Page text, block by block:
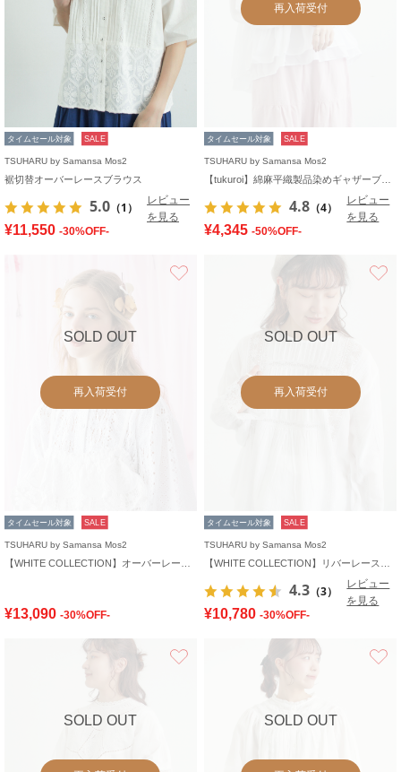
タイムセール対象 SALE
TSUHARU by Samansa Mos2
裾切替オーバーレースブラウス
5.0 （1）
レビュー
を見る
¥11,550 -30%OFF-
再入荷受付
タイムセール対象 SALE
TSUHARU by Samansa Mos2
4.8 （4）
レビュー
を見る
¥4,345 -50%OFF-
SOLD OUT
再入荷受付
タイムセール対象 SALE
TSUHARU by Samansa Mos2
¥13,090 -30%OFF-
SOLD OUT
再入荷受付
タイムセール対象 SALE
TSUHARU by Samansa Mos2
4.3 （3）
レビュー
を見る
¥10,780 -30%OFF-
SOLD OUT SOLD OUT